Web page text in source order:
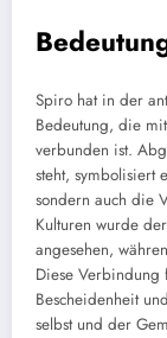
Spiro hat in der
Bedeutung, die
verbunden ist.
steht, symbolisiert
sondern auch die
Kulturen wurde
angesehen,
Diese
Bescheidenheit
selbst und der